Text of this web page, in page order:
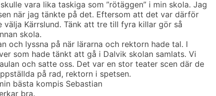
vara lika taskiga som ”rötäggen” i min skola. Jag
när jag tänkte på det. Eftersom att det var därför
välja Kärrslund. Tänk att tre till fyra killar gör så
skola.
och lyssna på när lärarna och rektorn hade tal. I
som hade tänkt att gå i Dalvik skolan samlats. Vi
och satte oss. Det var en stor teater scen där de
på rad, rektorn i spetsen.
bästa kompis Sebastian
bra.